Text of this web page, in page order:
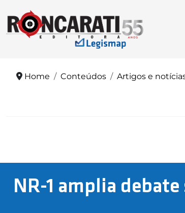
Home Conteúdos Artigos e
NR-1 amplia